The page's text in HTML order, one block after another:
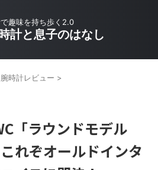
趣味を持ち歩く2.0
計と息子のはなし
腕時計レビュー >
「ラウンドモデル
れぞオールドインタ